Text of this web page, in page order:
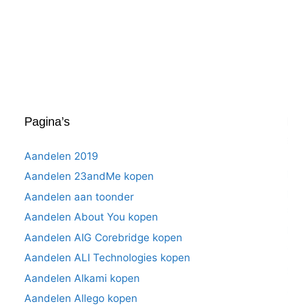
Pagina’s
Aandelen 2019
Aandelen 23andMe kopen
Aandelen aan toonder
Aandelen About You kopen
Aandelen AIG Corebridge kopen
Aandelen ALI Technologies kopen
Aandelen Alkami kopen
Aandelen Allego kopen